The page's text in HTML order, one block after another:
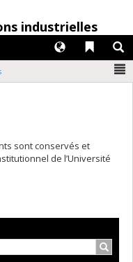
industrielles
Liens
Langues
sont conservés et
de l’Université